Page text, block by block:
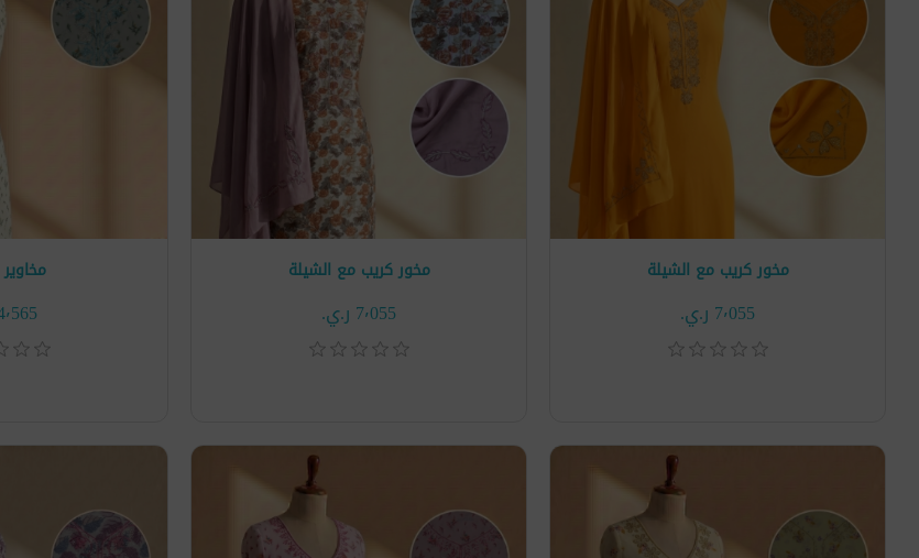
مخور كريب مع الشيلة
7٬055 ر.ي.‏
مخور كريب مع الشيلة
7٬055 ر.ي.‏
مخاوير
4٬565